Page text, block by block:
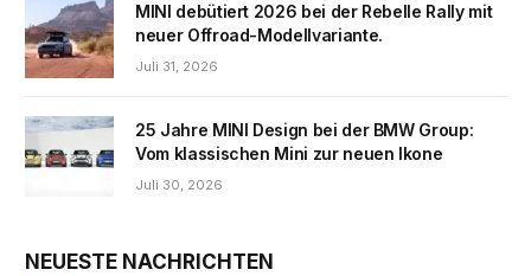
MINI debütiert 2026 bei der Rebelle Rally mit
neuer Offroad-Modellvariante.
Juli 31, 2026
25 Jahre MINI Design bei der BMW Group:
Vom klassischen Mini zur neuen Ikone
Juli 30, 2026
NEUESTE NACHRICHTEN